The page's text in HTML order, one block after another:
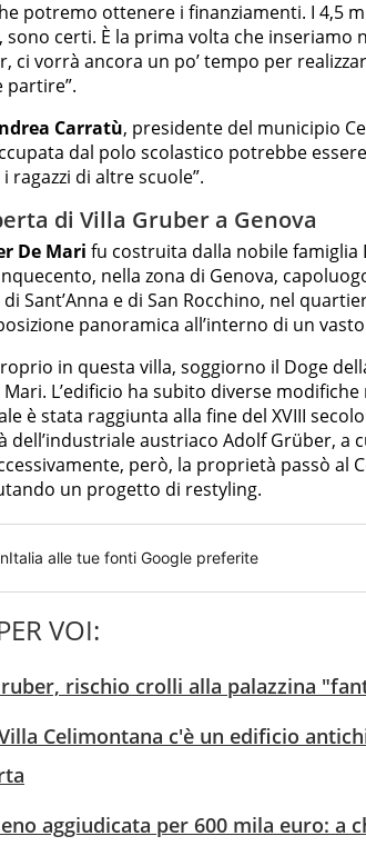
potremo ottenere i finanziamenti. I 4,5
sono certi. È la prima volta che inseriamo
ci vorrà ancora un po’ tempo per
Carratù, presidente del municipio
dal polo scolastico potrebbe
ragazzi di altre scuole”.
di Villa Gruber a Genova
De Mari fu costruita dalla nobile famiglia
nella zona di Genova,
Sant’Anna e di San Rocchino, nel
panoramica all’interno di un vasto
in questa villa, soggiorno il Doge
L’edificio ha subito diverse
è stata raggiunta alla fine del XVIII
dell’industriale austriaco Adolf Grüber, a
però, la proprietà passò al
un progetto di restyling.
alle tue fonti Google preferite
VOI:
rischio crolli alla palazzina
Celimontana c'è un edificio
aggiudicata per 600 mila euro: a